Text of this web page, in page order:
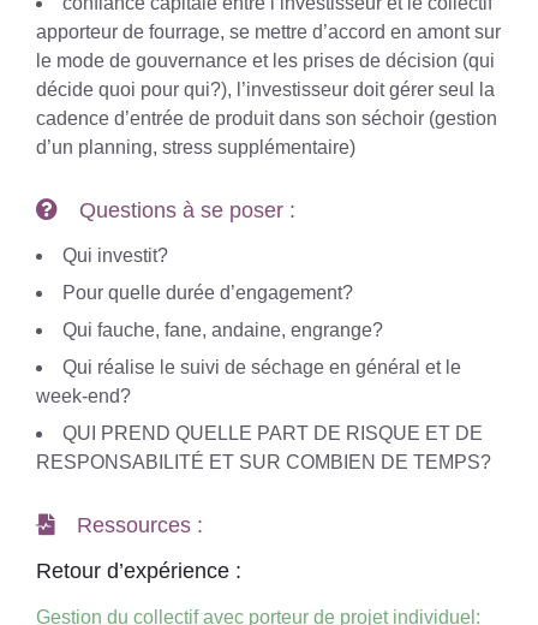
apporteur de fourrage, se mettre d’accord en amont sur
le mode de gouvernance et les prises de décision (qui
décide quoi pour qui?), l’investisseur doit gérer seul la
cadence d’entrée de produit dans son séchoir (gestion
d’un planning, stress supplémentaire)
Questions à se poser :
Qui investit?
Pour quelle durée d’engagement?
Qui fauche, fane, andaine, engrange?
Qui réalise le suivi de séchage en général et le
week-end?
QUI PREND QUELLE PART DE RISQUE ET DE
RESPONSABILITÉ ET SUR COMBIEN DE TEMPS?
Ressources :
Retour d’expérience :
Gestion du collectif avec porteur de projet individuel: